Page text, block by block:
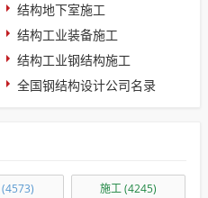
结构地下室施工
结构工业装备施工
结构工业钢结构施工
全国钢结构设计公司名录
(4573) 施工(4245)